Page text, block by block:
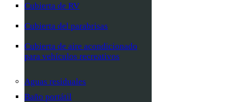
Cubierta de RV
Cubierta del parabrisas
Cubierta de aire acondicionado
para vehículos recreativos
Aguas residuales
Baño portátil